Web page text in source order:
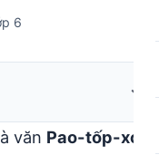
6
văn Pao-tốp-xơ-